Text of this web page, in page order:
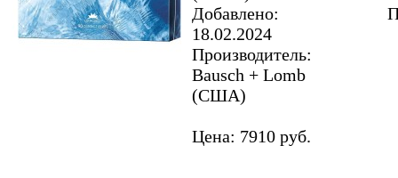
Добавлено:
18.02.2024
Производитель:
Bausch + Lomb
(США)
Цена: 7910 руб.